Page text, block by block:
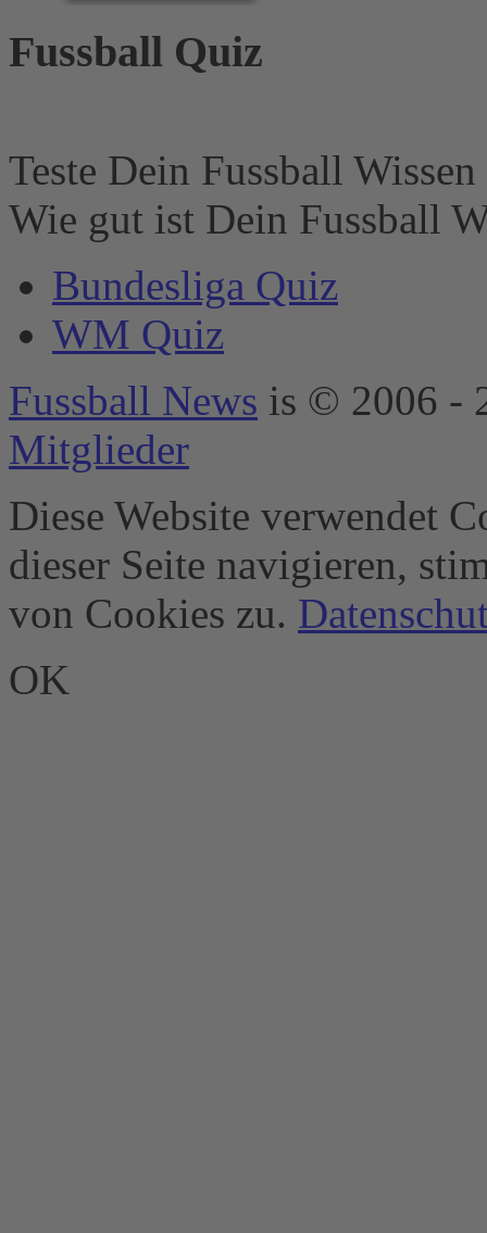
Der Besitzer der
Website muss diese
Liste der
verwendeten
hinzuzufügen.
Usercentrics
Consent
Management
Platform&
Fussball Quiz
Teste Dein Fussball
Wie gut ist Dein Fussball
Bundesliga Quiz
WM Quiz
Fussball News is © 2006 -
Mitglieder
Diese Website verwendet
dieser Seite navigieren,
von Cookies zu.
OK